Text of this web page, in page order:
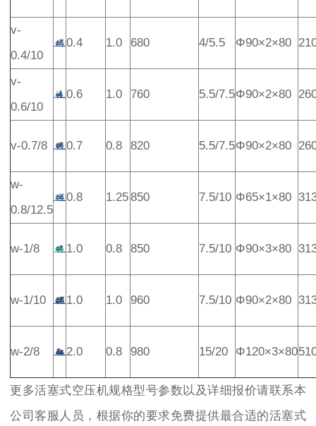
v-
0.4/10
0.4 1.0 680 4/5.5 Φ90×2×80
v-
0.6/10
0.6 1.0 760 5.5/7.5Φ90×2×80
v-0.7/8 0.7 0.8 820 5.5/7.5Φ90×2×80
w-
0.8/12.5
0.8 1.25850 7.5/10 Φ65×1×80
w-1/8 1.0 0.8 850 7.5/10 Φ90×3×80
w-1/10 1.0 1.0 960 7.5/10 Φ90×2×80
w-2/8 2.0 0.8 980 15/20 Φ120×3×80
更多活塞式空压机规格型号参数以及详细报价请联系本
公司客服人员，根据你的要求免费提供最合适的活塞式